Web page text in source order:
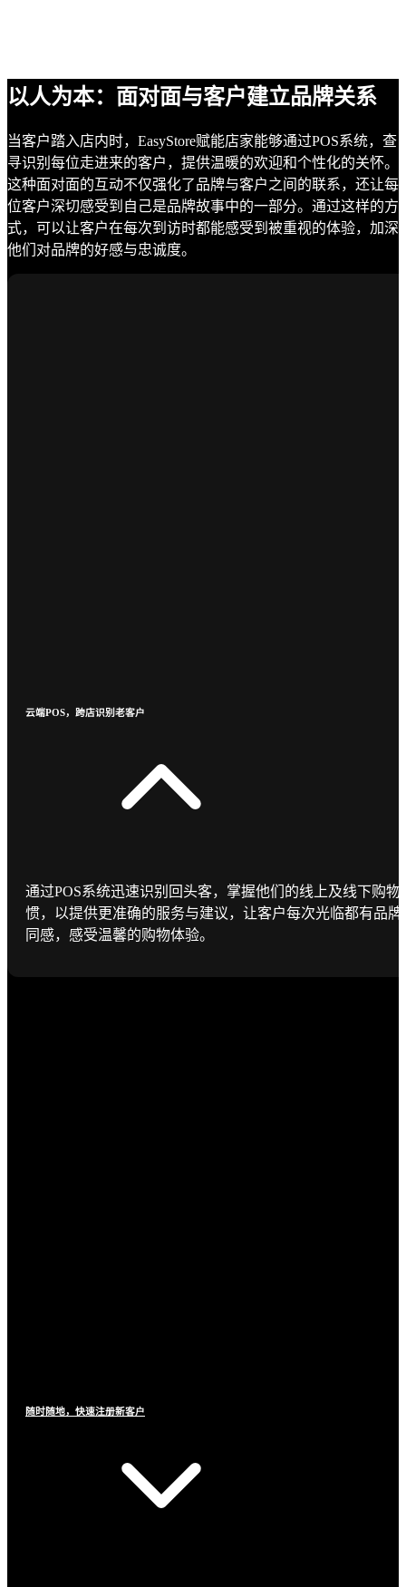
以人为本：面对面与客户建立品牌关系
当客户踏入店内时，EasyStore赋能店家能够通过POS系统，查
寻识别每位走进来的客户，提供温暖的欢迎和个性化的关怀。
这种面对面的互动不仅强化了品牌与客户之间的联系，还让每
位客户深切感受到自己是品牌故事中的一部分。通过这样的方
式，可以让客户在每次到访时都能感受到被重视的体验，加深
他们对品牌的好感与忠诚度。
云端POS，跨店识别老客户
通过POS系统迅速识别回头客，掌握他们的线上及线下购物
惯，以提供更准确的服务与建议，让客户每次光临都有品牌
同感，感受温馨的购物体验。
随时随地，快速注册新客户